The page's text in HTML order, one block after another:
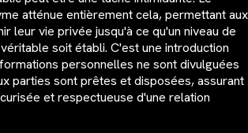
atténue entièrement cela, permettant aux
leur vie privée jusqu'à ce qu'un niveau de
soit établi. C'est une introduction
personnelles ne sont divulguées
parties sont prêtes et disposées, assurant
et respectueuse d'une relation